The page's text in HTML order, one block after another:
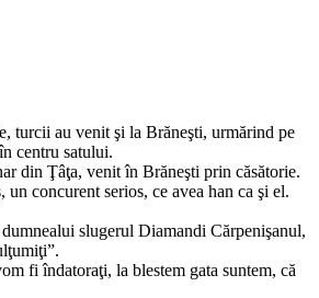
turcii au venit şi la Brăneşti, urmărind pe
centru satului.
din Ţâţa, venit în Brăneşti prin căsătorie.
concurent serios, ce avea han ca şi el.
slugerul Diamandi Cărpenişanul,
fi îndatoraţi, la blestem gata suntem, că